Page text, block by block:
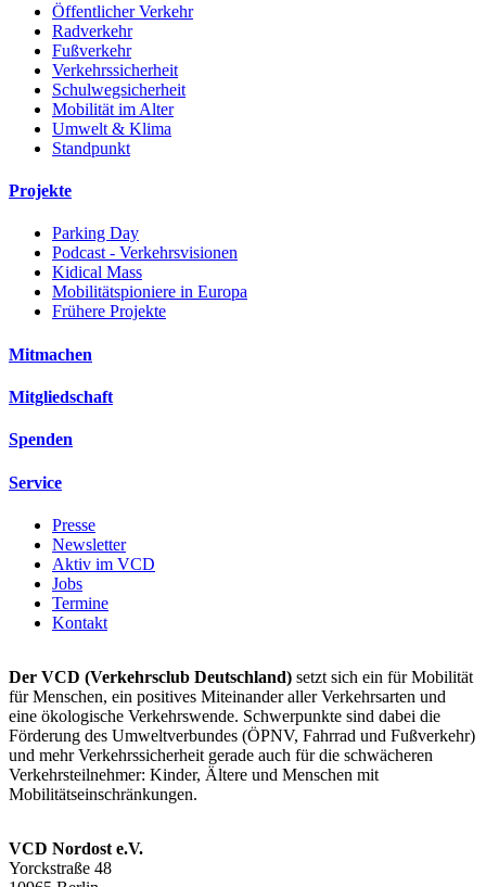
Öffentlicher Verkehr
Radverkehr
Fußverkehr
Verkehrssicherheit
Schulwegsicherheit
Mobilität im Alter
Umwelt & Klima
Standpunkt
Projekte
Parking Day
Podcast - Verkehrsvisionen
Kidical Mass
Mobilitätspioniere in Europa
Frühere Projekte
Mitmachen
Mitgliedschaft
Spenden
Service
Presse
Newsletter
Aktiv im VCD
Jobs
Termine
Kontakt
Der VCD (Verkehrsclub Deutschland) setzt sich ein für Mobilität
für Menschen, ein positives Miteinander aller Verkehrsarten und
eine ökologische Verkehrswende. Schwerpunkte sind dabei die
Förderung des Umweltverbundes (ÖPNV, Fahrrad und Fußverkehr)
und mehr Verkehrssicherheit gerade auch für die schwächeren
Verkehrsteilnehmer: Kinder, Ältere und Menschen mit
Mobilitätseinschränkungen.
VCD Nordost e.V.
Yorckstraße 48